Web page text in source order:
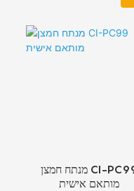
מנתח חמצן CI-PC99
מותאם אישית